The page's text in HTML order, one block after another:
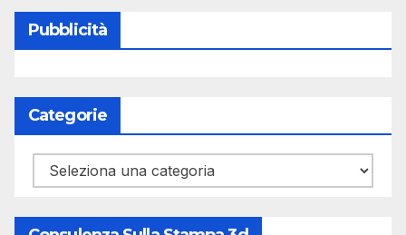
Pubblicità
Categorie
Categorie